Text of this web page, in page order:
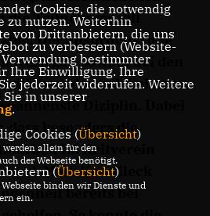
die Teilnehmer mit
Der anspruchsvolle
galt sowohl bei den
als auch bei den
Diziplin. Dabei
dass besonders die
im Reitverein
Maik Kowalleck
bereits bei
Cookies, die notwendig
zu nutzen. Weiterhin
von Drittanbietern, die uns
zu verbessern (Website-
bestimmter
Ihre Einwilligung. Ihre
jederzeit widerrufen. Weitere
in unserer
.
Cookies (Übersicht)
werden allein für den
der Webseite benötigt.
(Übersicht)
binden wir Dienste und
ein.